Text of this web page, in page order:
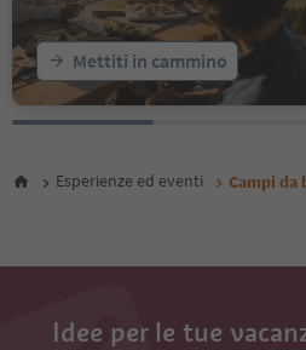
Mettiti in cammino
Esperienze ed eventi Campi da
Idee per le tue